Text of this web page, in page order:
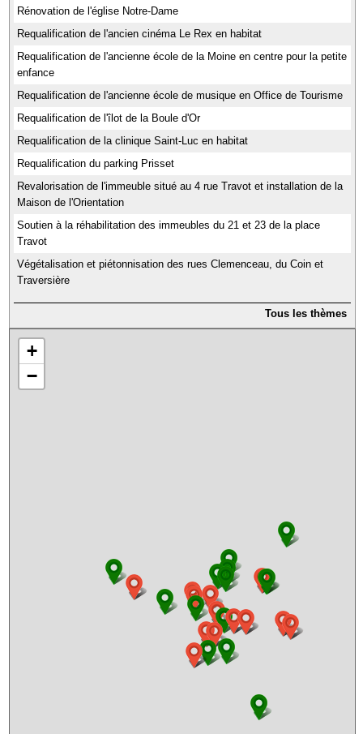
Rénovation de l'église Notre-Dame
Requalification de l'ancien cinéma Le Rex en habitat
Requalification de l'ancienne école de la Moine en centre pour la petite
enfance
Requalification de l'ancienne école de musique en Office de Tourisme
Requalification de l'îlot de la Boule d'Or
Requalification de la clinique Saint-Luc en habitat
Requalification du parking Prisset
Revalorisation de l'immeuble situé au 4 rue Travot et installation de la
Maison de l'Orientation
Soutien à la réhabilitation des immeubles du 21 et 23 de la place
Travot
Végétalisation et piétonnisation des rues Clemenceau, du Coin et
Traversière
Tous les thèmes
+
−